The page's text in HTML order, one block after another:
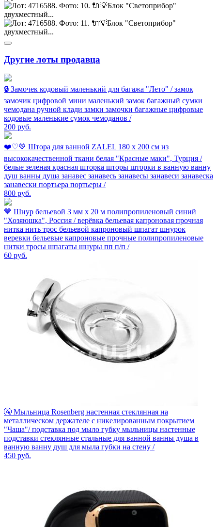
Другие лоты продавца
🔒 Замочек кодовый маленький для багажа "Лето" / замок
замочик цифровой мини маленький замок багажный сумки
чемодана ручной клади замки замочки багажные цифровые
кодовые маленькие сумок чемоданов /
200 руб.
❤️️♡💚 Штора для ванной ZALEL 180 х 200 см из
высококачественной ткани белая "Красные маки", Турция /
белые зеленая красная шторка шторы шторки в ванную ванну
душ ванны душа занавес занавесь занавесы занавеси занавеска
занавески портьера портьеры /
800 руб.
💙 Шнур бельевой 3 мм х 20 м полипропиленовый синий
"Хозяюшка", Россия / верёвка бельевая капроновая прочная
нитка нить трос бельевой капроновый шпагат шнурок
веревки бельевые капроновые прочные полипропиленовые
нитки тросы шпагаты шнуры пп п/п /
60 руб.
🚰 Мыльница Rosenberg настенная стеклянная на
металлическом держателе с никелированным покрытием
"Чаша"/ подставка под мыло губку мыльницы настенные
подставки стеклянные стальные для ванной ванны душа в
ванную ванну душ для мыла губки на стену /
450 руб.